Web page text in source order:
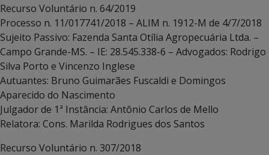
Recurso Voluntário n. 64/2019
Processo n. 11/017741/2018 – ALIM n. 1912-M de 4/7/2018
Sujeito Passivo: Fazenda Santa Otília Agropecuária Ltda. –
Campo Grande-MS. – IE: 28.545.338-6 – Advogados: Rodrigo
Silva Porto e Vincenzo Inglese
Autuantes: Bruno Guimarães Fuscaldi e Domingos
Aparecido do Nascimento
Julgador de 1ª Instância: Antônio Carlos de Mello
Relatora: Cons. Marilda Rodrigues dos Santos
Recurso Voluntário n. 307/2018